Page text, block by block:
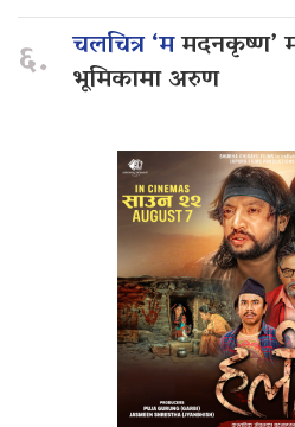
६. चलचित्र ‘ममदनकृष्ण’
भूमिकामा अरुण